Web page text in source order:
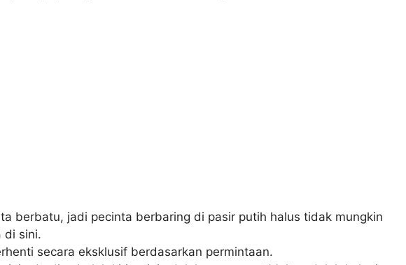
berbatu, jadi pecinta berbaring di pasir putih halus tidak mungkin
di sini.
secara eksklusif berdasarkan permintaan.